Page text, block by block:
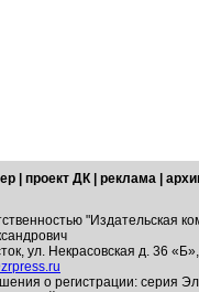
проект ДК реклама
"Издательская
ул. Некрасовская д. 36
о регистрации: серия